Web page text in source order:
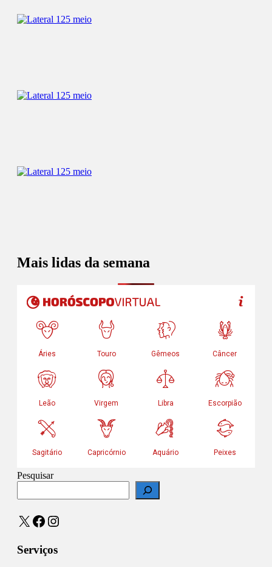
Mais lidas da semana
Pesquisar
X Facebook
Instagram
Serviços